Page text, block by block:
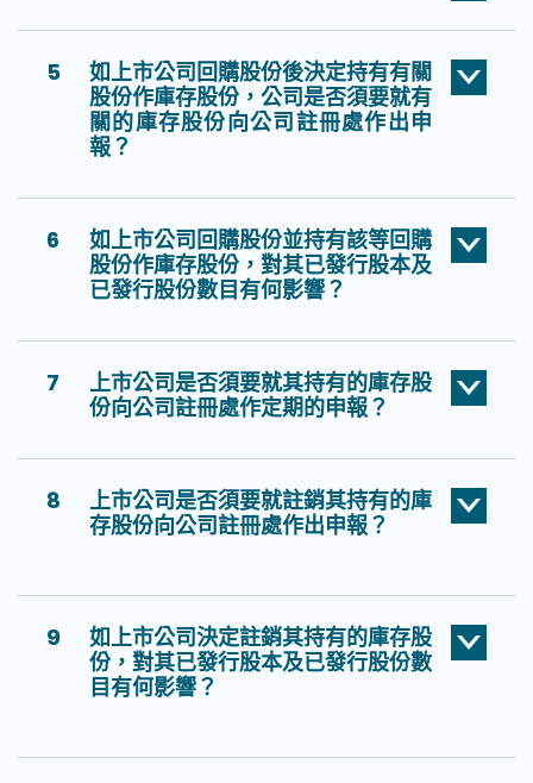
5
如上市公司回購股份後決定持有有關
股份作庫存股份，公司是否須要就有
關的庫存股份向公司註冊處作出申
報？
6
如上市公司回購股份並持有該等回購
股份作庫存股份，對其已發行股本及
已發行股份數目有何影響？
7
上市公司是否須要就其持有的庫存股
份向公司註冊處作定期的申報？
8
上市公司是否須要就註銷其持有的庫
存股份向公司註冊處作出申報？
9
如上市公司決定註銷其持有的庫存股
份，對其已發行股本及已發行股份數
目有何影響？